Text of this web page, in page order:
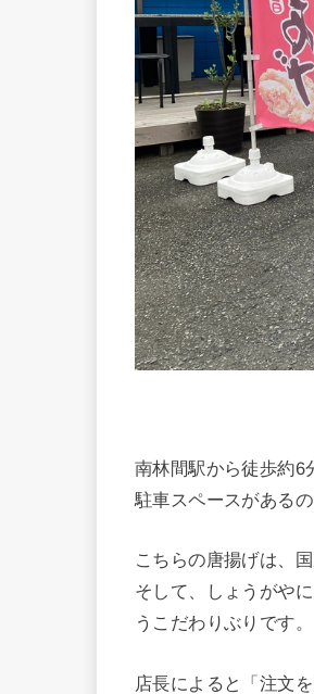
南林間駅から徒歩約6
駐車スペースがある
こちらの唐揚げは、
そして、しょうがや
うこだわりぶりです。
店長によると「注文